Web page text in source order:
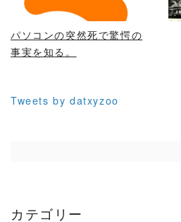
パソコンの突然死で驚愕の
事実を知る。
Tweets by datxyzoo
カテゴリー